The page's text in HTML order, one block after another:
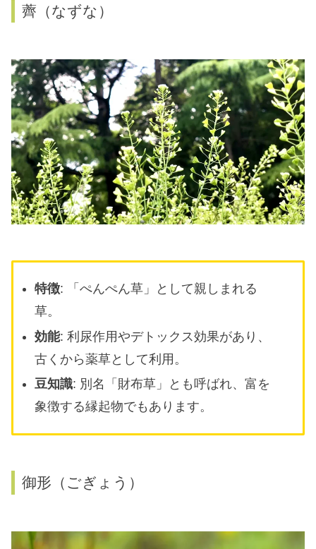
薺（なずな）
特徴: 「ぺんぺん草」として親しまれる
草。
効能: 利尿作用やデトックス効果があり、
古くから薬草として利用。
豆知識: 別名「財布草」とも呼ばれ、富を
象徴する縁起物でもあります。
御形（ごぎょう）